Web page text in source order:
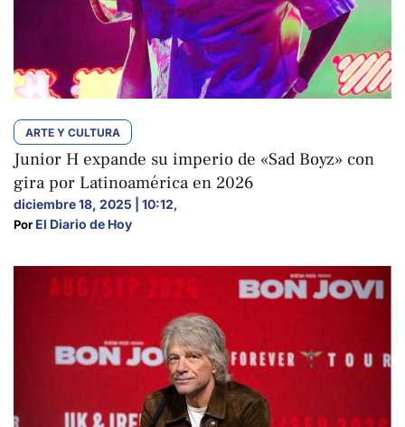
ARTE Y CULTURA
Junior H expande su imperio de «Sad Boyz» con
gira por Latinoamérica en 2026
diciembre 18, 2025 | 10:12,
Por El Diario de Hoy